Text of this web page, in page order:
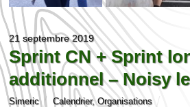
21 septembre 2019
Sprint CN + Sprint
additionnel – Noisy
Simeric Calendrier,Organisations